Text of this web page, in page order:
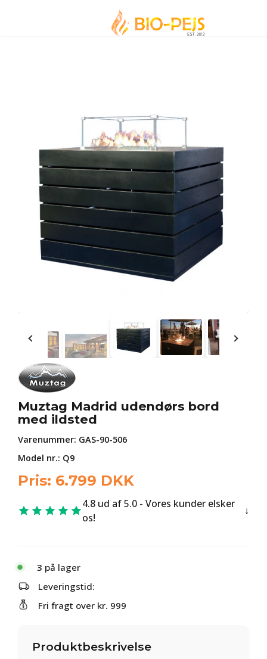
Muztag Madrid udendørs bord
med ildsted
Varenummer: GAS-90-506
Model nr.: Q9
Pris: 6.799 DKK
4.8 ud af 5.0 - Vores kunder elsker
os!
3 på lager
Leveringstid:
Fri fragt over kr. 999
Produktbeskrivelse